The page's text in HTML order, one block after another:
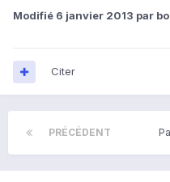
Modifié 6 janvier 2013 par
Citer
PRÉCÉDENT